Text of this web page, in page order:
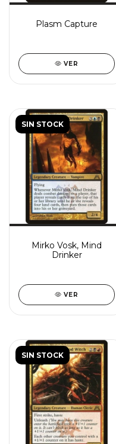
Plasm Capture
VER
SIN STOCK
Mirko Vosk, Mind
Drinker
VER
SIN STOCK